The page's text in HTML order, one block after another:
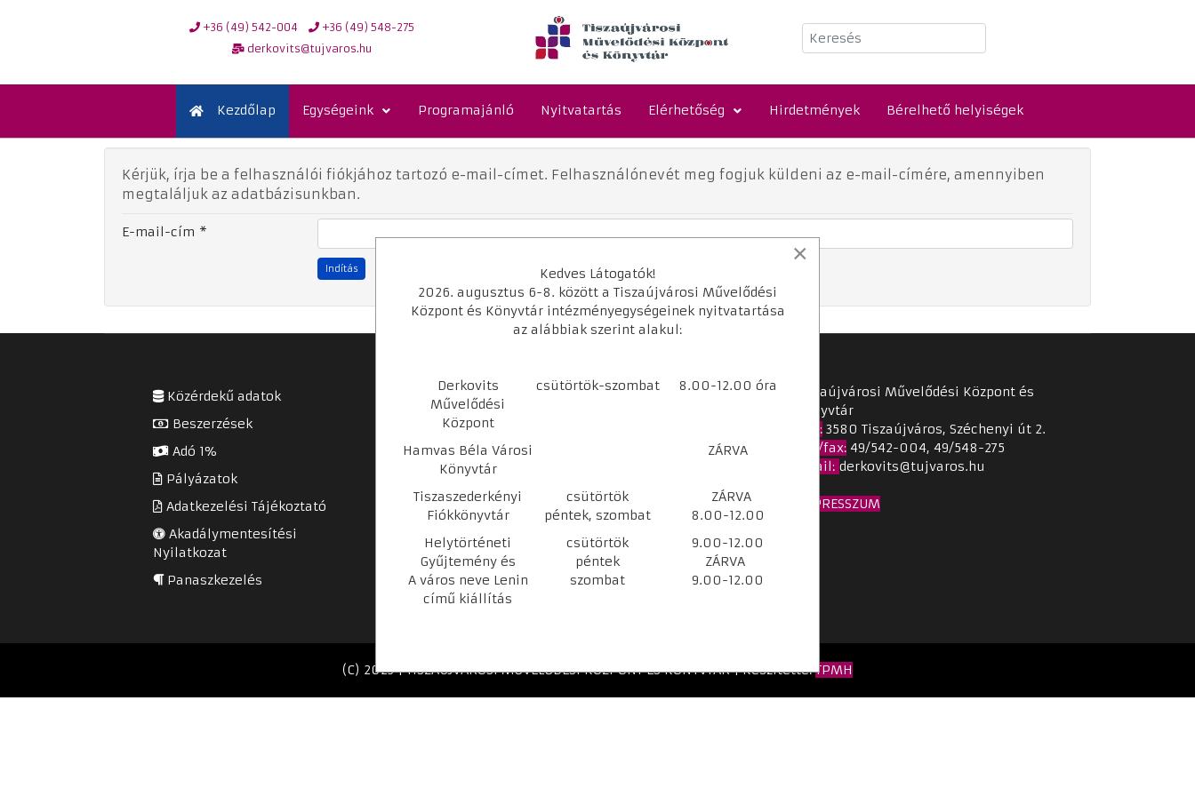
+36 (49) 542-004
+36 (49) 548-275
derkovits@tujvaros.hu
Keresés
Kezdőlap Egységeink Programajánló Nyitvatartás Elérhetőség Hirdetmények Bérelhető helyiségek
Kérjük, írja be a felhasználói fiókjához tartozó e-mail-címet. Felhasználónevét meg fogjuk küldeni az e-mail-címére, amennyiben
megtaláljuk az adatbázisunkban.
E-mail-cím *
Indítás
Közérdekű adatok
Beszerzések
Adó 1%
Pályázatok
Adatkezelési Tájékoztató
Akadálymentesítési
Nyilatkozat
Panaszkezelés
Tiszaújvárosi Művelődési Központ és
Könyvtár
:3580 Tiszaújváros, Széchenyi út 2.
Tel./fax:49/542-004, 49/548-275
Email: derkovits@tujvaros.hu
IMPRESSZUM
(C) 2023 | TISZAÚJVÁROSI MŰVELŐDÉSI KÖZPONT ÉS KÖNYVTÁR | Készítette:TPMH
×
Kedves Látogatók!
2026. augusztus 6-8. között a Tiszaújvárosi Művelődési
Központ és Könyvtár intézményegységeinek nyitvatartása
az alábbiak szerint alakul:
Derkovits
Művelődési
Központ
csütörtök-szombat 8.00-12.00 óra
Hamvas Béla Városi
Könyvtár
ZÁRVA
Tiszaszederkényi
Fiókkönyvtár
csütörtök
péntek, szombat
ZÁRVA
8.00-12.00
Helytörténeti
Gyűjtemény és
A város neve Lenin
című kiállítás
csütörtök
péntek
szombat
9.00-12.00
ZÁRVA
9.00-12.00